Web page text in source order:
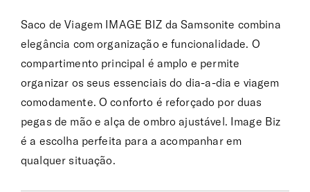
Saco de Viagem IMAGE BIZ da Samsonite combina
elegância com organização e funcionalidade. O
compartimento principal é amplo e permite
organizar os seus essenciais do dia-a-dia e viagem
comodamente. O conforto é reforçado por duas
pegas de mão e alça de ombro ajustável. Image Biz
é a escolha perfeita para a acompanhar em
qualquer situação.